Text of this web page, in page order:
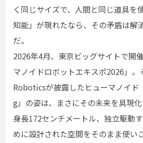
く同じサイズで、人間と同じ道具を
知能」が現れたなら、その矛盾は解
だ。
2026年4月、東京ビッグサイトで開
マノイドロボットエキスポ2026」。
Roboticsが披露したヒューマノイ
g」の姿は、まさにその未来を具現化
身長172センチメートル、独立駆動
めに設計された空間をそのまま使い